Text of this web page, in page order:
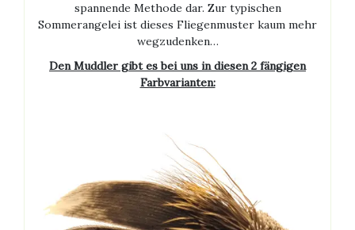
spannende Methode dar. Zur typischen
Sommerangelei ist dieses Fliegenmuster kaum mehr
wegzudenken…
Den Muddler gibt es bei uns in diesen 2 fängigen
Farbvarianten: